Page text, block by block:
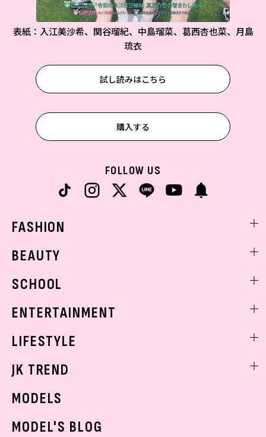
表紙：入江美沙希、関谷瑠紀、中島瑠菜、葛西杏也菜、月島
琉衣
試し読みはこちら
購入する
FOLLOW US
FASHION
着回し
BEAUTY
ベストコスメ
ボディケア
SCHOOL
学校ヘアメイク
ENTERTAINMENT
K-POP
LIFESTYLE
モデルの購入品
JK TREND
MODELS
MODEL'S BLOG